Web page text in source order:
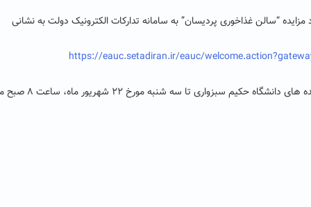
“سالن غذاخوری پردیسان” به سامانه تدارکات الکترونیک دولت به نشانی
https://eauc.setadiran.ir/eauc/
تا سه شنبه مورخ ۲۲ شهریور ماه، ساعت ۸ صبح مراجعه نمایند.